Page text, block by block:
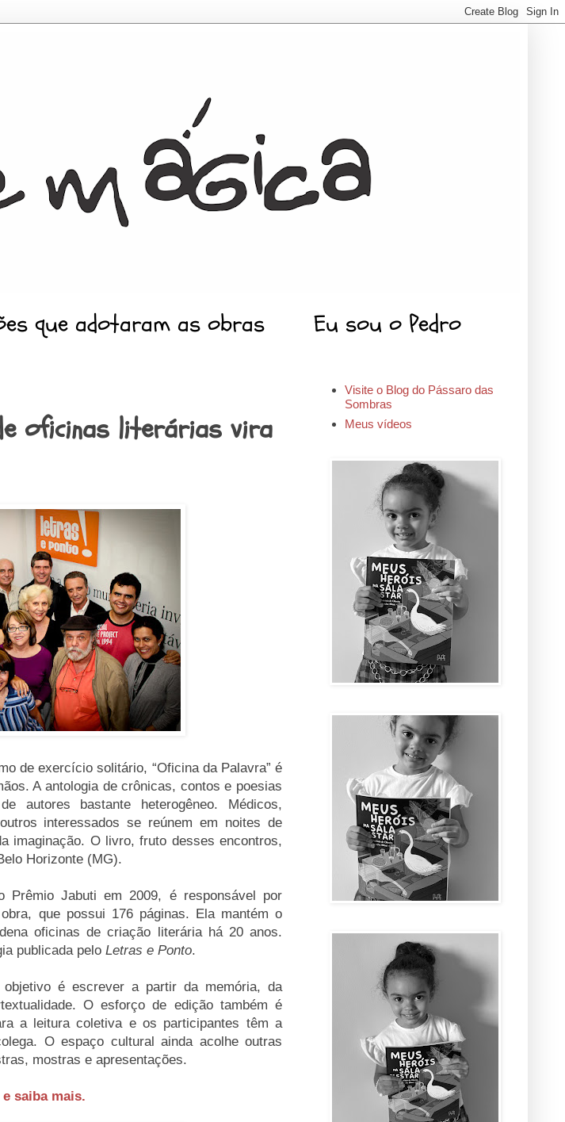
que adotaram as obras Eu sou o Pedro
oficinas literárias vira
de exercício solitário, “Oficina da Palavra” é
A antologia de crônicas, contos e poesias
autores bastante heterogêneo. Médicos,
interessados se reúnem em noites de
imaginação. O livro, fruto desses encontros,
Horizonte (MG).
Prêmio Jabuti em 2009, é responsável por
que possui 176 páginas. Ela mantém o
oficinas de criação literária há 20 anos.
publicada pelo Letras e Ponto
é escrever a partir da memória, da
O esforço de edição também é
a leitura coletiva e os participantes têm a
O espaço cultural ainda acolhe outras
mostras e apresentações.
saiba mais.
Visite o Blog do Pássaro das
Sombras
Meus vídeos